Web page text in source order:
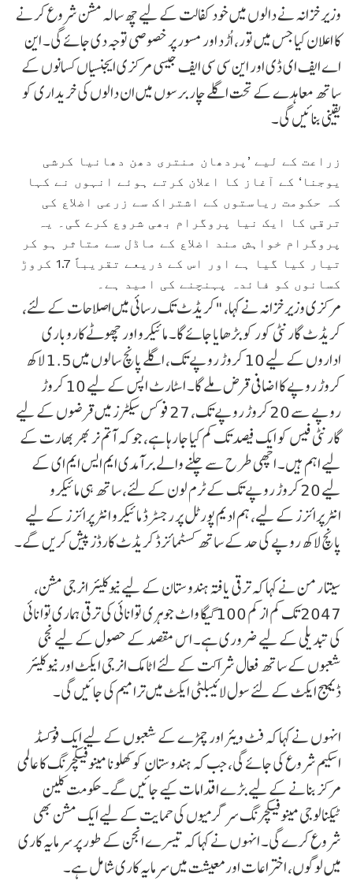
وزیر خزانہ نے دالوں میں خود کفالت کے لیے چھ سالہ مشن شروع کرنے
کا اعلان کیا جس میں تور، اُڑد اور مسور پر خصوصی توجہ دی جائے گی۔ این
اے ایف ای ڈی اور این سی سی ایف جیسی مرکزی ایجنسیاں کسانوں کے
ساتھ معاہدے کے تحت اگلے چار برسوں میں ان دالوں کی خریداری کو
یقینی بنائیں گی۔
زراعت کے لیے ’پردھان منتری دھن دھانیا کرشی
یوجنا‘ کے آغاز کا اعلان کرتے ہوئے انہوں نے کہا
کہ حکومت ریاستوں کے اشتراک سے زرعی اضلاع کی
ترقی کا ایک نیا پروگرام بھی شروع کرے گی۔ یہ
پروگرام خواہش مند اضلاع کے ماڈل سے متاثر ہو کر
تیار کیا گیا ہے اور اس کے ذریعے تقریباً 1.7 کروڑ
کسانوں کو فائدہ پہنچنے کی امید ہے۔
مرکزی وزیر خزانہ نے کہا، "کریڈٹ تک رسائی میں اصلاحات کے لئے،
کریڈٹ گارنٹی کور کو بڑھایا جائے گا۔ مائیکرو اور چھوٹے کاروباری
اداروں کے لیے 10 کروڑ روپے تک، اگلے پانچ سالوں میں 1.5 لاکھ
کروڑ روپے کا اضافی قرض ملے گا۔ اسٹارٹ اپس کے لیے 10 کروڑ
روپے سے 20 کروڑ روپے تک، 27 فوکس سیکٹرز میں قرضوں کے لیے
گارنٹی فیس کو ایک فیصد تک کم کیا جا رہا ہے، جو کہ آتم نر بھر بھارت کے
لیے اہم ہیں۔ اچھی طرح سے چلنے والے برآمدی ایم ایس ایم ای کے
لیے 20 کروڑ روپے تک کے ٹرم لون کے لئے، ساتھ ہی مائیکرو
انٹرپرائزز کے لیے، ہم ادیم پورٹل پر رجسٹرڈ مائیکرو انٹرپرائزز کے لیے
پانچ لاکھ روپے کی حد کے ساتھ کسٹمائزڈ کریڈٹ کارڈز پیش کریں گے۔
سیتا رمن نے کہا کہ ترقی یافتہ ہندوستان کے لیے نیوکلیئر انرجی مشن،
2047 تک کم از کم 100 گیگا واٹ جوہری توانائی کی ترقی ہماری توانائی
کی تبدیلی کے لیے ضروری ہے۔ اس مقصد کے حصول کے لیے نجی
شعبوں کے ساتھ فعال شراکت کے لئے اٹامک انرجی ایکٹ اور نیوکلیئر
ڈیمیج ایکٹ کے لئے سول لائیبلٹی ایکٹ میں ترامیم کی جائیں گی۔
انہوں نے کہا کہ فٹ ویئر اور چمڑے کے شعبوں کے لیے ایک فوکسڈ
اسکیم شروع کی جائے گی، جب کہ ہندوستان کو کھلونا مینوفیکچرنگ کا عالمی
مرکز بنانے کے لیے بڑے اقدامات کیے جائیں گے۔ حکومت کلین
ٹیکنالوجی مینوفیکچرنگ سرگرمیوں کی حمایت کے لیے ایک مشن بھی
شروع کرے گی۔ انہوں نے کہا کہ تیسرے انجن کے طور پر سرمایہ کاری
میں لوگوں، اختراعات اور معیشت میں سرمایہ کاری شامل ہے۔